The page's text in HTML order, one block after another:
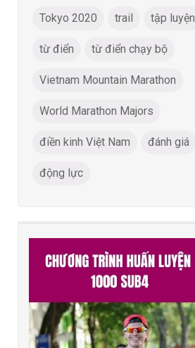
Tokyo 2020 trail tập luyện
từ điển từ điển chạy bộ
Vietnam Mountain Marathon
World Marathon Majors
điền kinh Việt Nam đánh giá
động lực